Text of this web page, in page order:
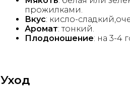
прожилками.
Вкус: кисло-
Аромат: тонкий.
Плодоношение: на 3-4
Уход